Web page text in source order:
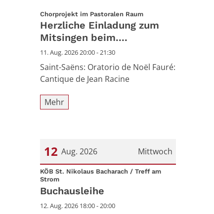
Chorprojekt im Pastoralen Raum:
Herzliche Einladung zum
Mitsingen beim....
11. Aug. 2026 20:00 - 21:30
Saint-Saëns: Oratorio de Noël Fauré:
Cantique de Jean Racine
Mehr
Mittwoch
12 Aug. 2026
Datum: 12. August 2026
KÖB St. Nikolaus Bacharach / Treff am
Strom:
Buchausleihe
12. Aug. 2026 18:00 - 20:00